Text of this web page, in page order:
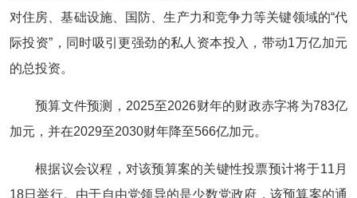
对住房、基础设施、国防、生产力和竞争力等关键领域的“代
际投资”，同时吸引更强劲的私人资本投入，带动1万亿加元
的总投资。
预算文件预测，2025至2026财年的财政赤字将为783亿
加元，并在2029至2030财年降至566亿加元。
根据议会议程，对该预算案的关键性投票预计将于11月
18日举行。由于自由党领导的是少数党政府，该预算案的通